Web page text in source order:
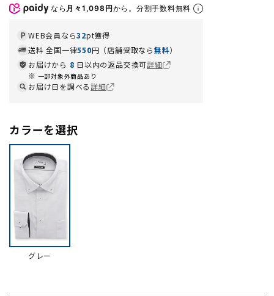
なら 月々1,098円から。分割手数料無料
WEB会員なら32pt獲得
送料 全国一律550円（店舗受取なら無料）
お届けから 8 日以内の返品交換可詳細
一部対象外商品あり
お届け日を調べる詳細
カラーを選択
グレー